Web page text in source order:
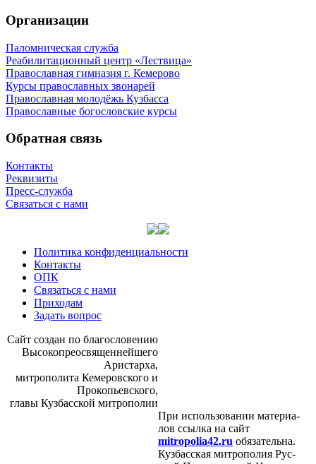
Организации
Паломническая служба
Реабилитационный центр «Лествица»
Православная гимназия г. Кемерово
Курсы православных звонарей
Православная молодёжь Кузбасса
Православные богословские курсы
Обратная связь
Контакты
Реквизиты
Пресс-служба
Связаться с нами
Политика конфиденциальности
Контакты
ОПК
Связаться с нами
Приходам
Задать вопрос
Сайт со­здан по бла­го­сло­ве­нию
Вы­со­ко­прео­свя­щен­ней­ше­го
Ари­стар­ха,
мит­ро­по­ли­та Ке­ме­ров­ско­го и
Про­ко­пьев­ско­го,
гла­вы Куз­бас­ской мит­ро­по­лии
При ис­поль­зо­ва­нии ма­те­ри­а­
лов ссыл­ка на сайт
mitropolia42.ru обя­за­тель­на.
Куз­бас­ская мит­ро­по­лия Рус­